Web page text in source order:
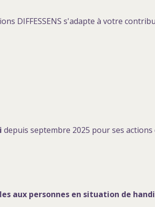
DIFFESSENS s'adapte à votre
depuis septembre 2025 pour ses
aux personnes en situation de